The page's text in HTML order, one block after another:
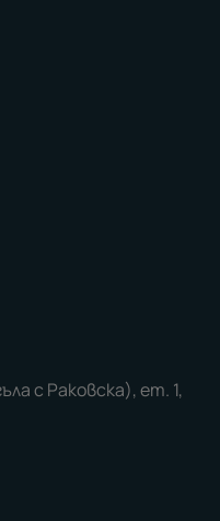
с Раковска), ет. 1,